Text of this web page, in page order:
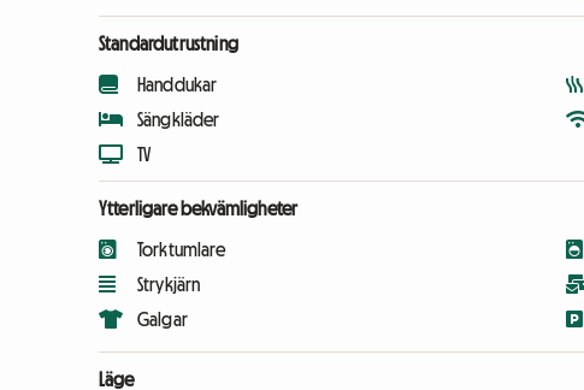
Standardutrustning
Handdukar
Sängkläder
TV
Ytterligare bekvämligheter
Torktumlare
Strykjärn
Galgar
Läge